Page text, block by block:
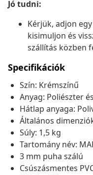
Jó tudni:
Kérjük, adjon
kisimuljon és
szállítás közben
Specifikációk
Szín: Krémszínű
Anyag: Poliészter
Hátlap anyaga:
Általános
Súly: 1,5 kg
Tartomány név:
3 mm puha szálú
Csúszásmentes